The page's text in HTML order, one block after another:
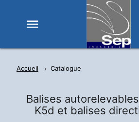
menu
Accueil Catalogue
Balises
K5d et balises